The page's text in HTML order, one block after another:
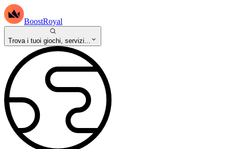
BoostRoyal
Trova i tuoi giochi, servizi...